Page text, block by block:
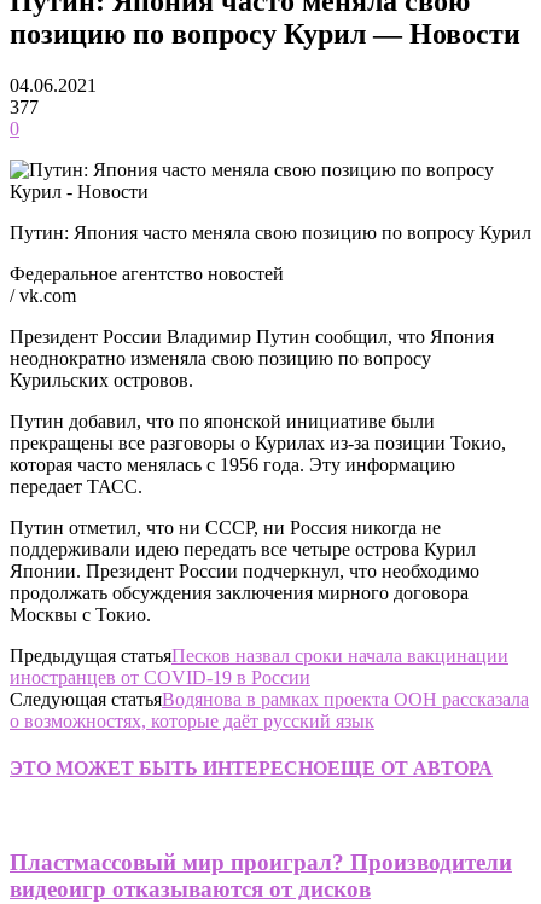
позицию по вопросу Курил — Новости
04.06.2021
377
0
Путин: Япония часто меняла свою позицию по вопросу Курил
Федеральное агентство новостей
/ vk.com
Президент России Владимир Путин сообщил, что Япония
неоднократно изменяла свою позицию по вопросу
Курильских островов.
Путин добавил, что по японской инициативе были
прекращены все разговоры о Курилах из-за позиции Токио,
которая часто менялась с 1956 года. Эту информацию
передает ТАСС.
Путин отметил, что ни СССР, ни Россия никогда не
поддерживали идею передать все четыре острова Курил
Японии. Президент России подчеркнул, что необходимо
продолжать обсуждения заключения мирного договора
Москвы с Токио.
Предыдущая статьяПесков назвал сроки начала вакцинации
иностранцев от COVID-19 в России
Следующая статьяВодянова в рамках проекта ООН рассказала
о возможностях, которые даёт русский язык
ЭТО МОЖЕТ БЫТЬ ИНТЕРЕСНОЕЩЕ ОТ АВТОРА
Пластмассовый мир проиграл? Производители
видеоигр отказываются от дисков